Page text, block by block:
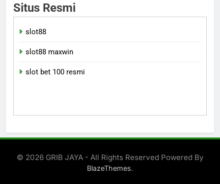
Situs Resmi
slot88
slot88 maxwin
slot bet 100 resmi
© 2026 GRIB JAYA - All Rights Reserved Powered By
BlazeThemes.